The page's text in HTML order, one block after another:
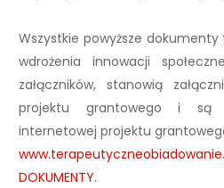
Wszystkie powyższe dokumenty
wdrożenia innowacji
załączników, stanowią
projektu grantowego i są
internetowej projektu
DOKUMENTY.